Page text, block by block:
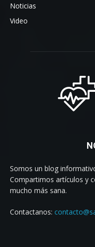
Noticias
Video
Somos un blog
Compartimos artículos y
mucho más sana.
Contactanos: